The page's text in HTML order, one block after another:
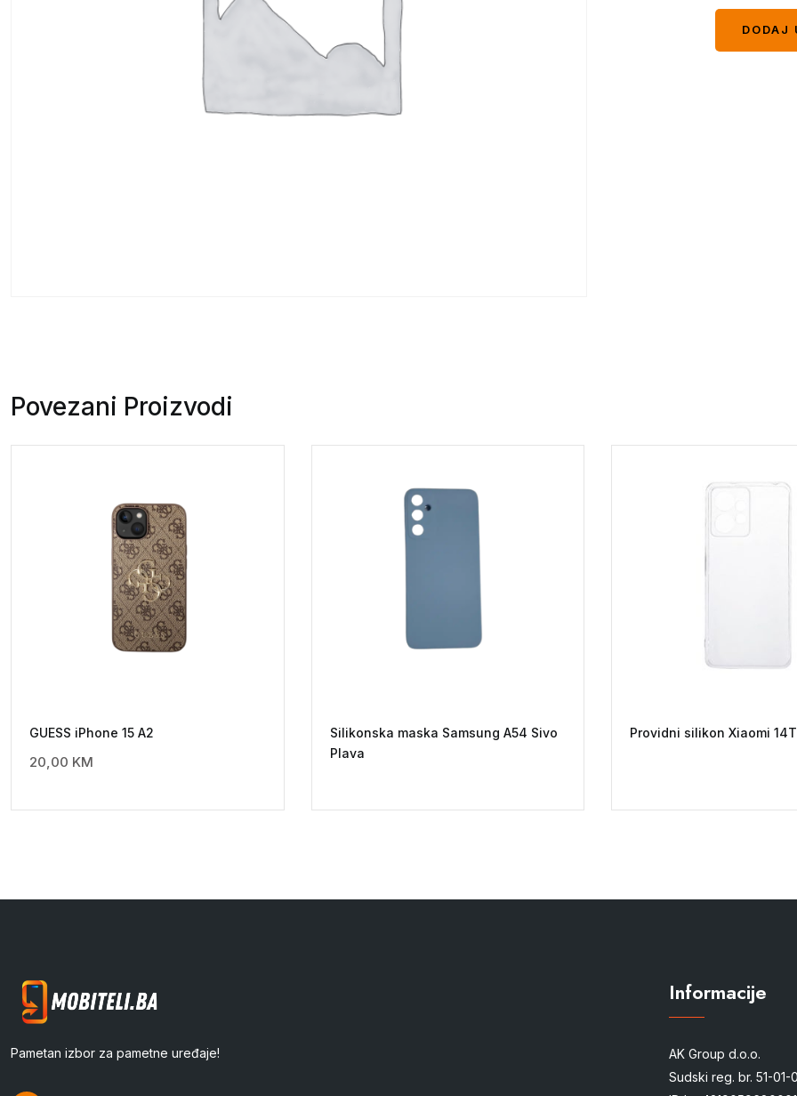
DODAJ
Povezani Proizvodi
GUESS iPhone 15 A2
20,00 KM
Silikonska maska Samsung A54 Sivo
Plava
Providni silikon Xiaomi 14T
Pametan izbor za pametne uređaje!
Informacije
AK Group d.o.o.
Sudski reg. br. 51-01-